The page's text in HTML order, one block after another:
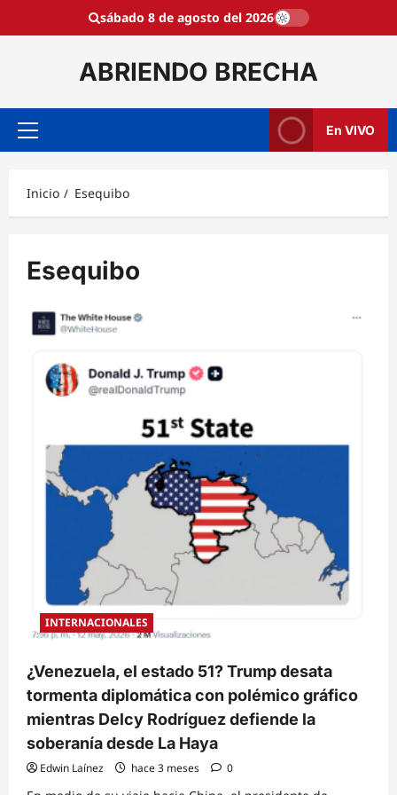
sábado 8 de agosto del 2026
ABRIENDO BRECHA
Menú
En VIVO
Inicio Esequibo
Esequibo
INTERNACIONALES
¿Venezuela, el estado 51? Trump desata
tormenta diplomática con polémico gráfico
mientras Delcy Rodríguez defiende la
soberanía desde La Haya
Edwin Laínez hace 3 meses 0